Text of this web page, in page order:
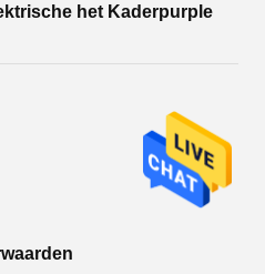
het Kaderpurple